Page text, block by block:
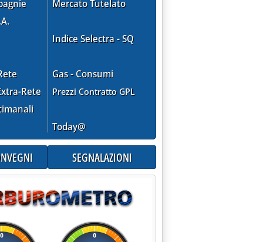
Rete
Mercato Tutelato
Indice Selectra - SQ
Gas - Consumi
Prezzi Contratto GPL
Today@
SEGNALAZIONI